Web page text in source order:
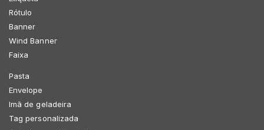
Rótulo
Banner
Wind Banner
Faixa
Pasta
Envelope
Imã de geladeira
Tag personalizada